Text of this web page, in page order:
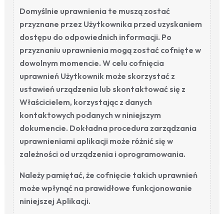
Domyślnie uprawnienia te muszą zostać
przyznane przez Użytkownika przed uzyskaniem
dostępu do odpowiednich informacji. Po
przyznaniu uprawnienia mogą zostać cofnięte w
dowolnym momencie. W celu cofnięcia
uprawnień Użytkownik może skorzystać z
ustawień urządzenia lub skontaktować się z
Właścicielem, korzystając z danych
kontaktowych podanych w niniejszym
dokumencie. Dokładna procedura zarządzania
uprawnieniami aplikacji może różnić się w
zależności od urządzenia i oprogramowania.
Należy pamiętać, że cofnięcie takich uprawnień
może wpłynąć na prawidłowe funkcjonowanie
niniejszej Aplikacji.